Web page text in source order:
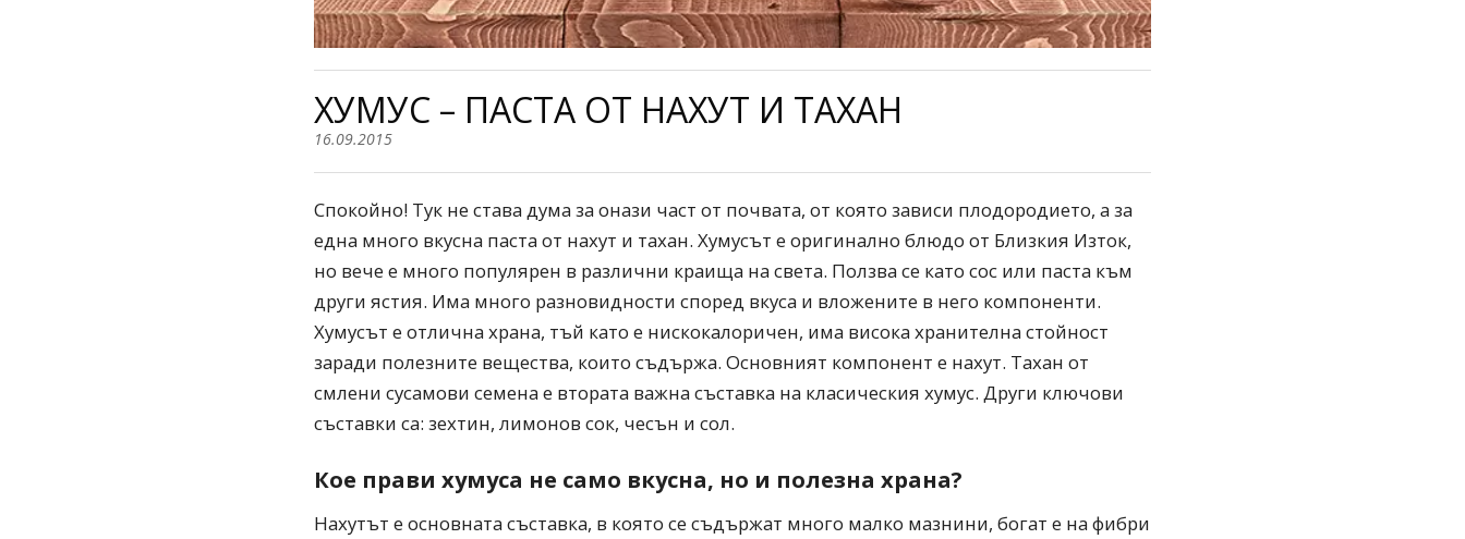
ХУМУС – ПАСТА ОТ НАХУТ И ТАХАН
16.09.2015
Спокойно! Тук не става дума за онази част от почвата, от която зависи плодородието, а за
една много вкусна паста от нахут и тахан. Хумусът е оригинално блюдо от Близкия Изток,
но вече е много популярен в различни краища на света. Ползва се като сос или паста към
други ястия. Има много разновидности според вкуса и вложените в него компоненти.
Хумусът е отлична храна, тъй като е нискокалоричен, има висока хранителна стойност
заради полезните вещества, които съдържа. Основният компонент е нахут. Тахан от
смлени сусамови семена е втората важна съставка на класическия хумус. Други ключови
съставки са: зехтин, лимонов сок, чесън и сол.
Кое прави хумуса не само вкусна, но и полезна храна?
Нахутът е основната съставка, в която се съдържат много малко мазнини, богат е на фибри